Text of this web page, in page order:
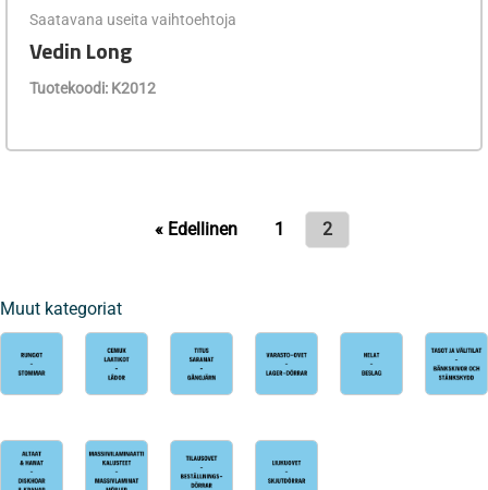
Saatavana useita vaihtoehtoja
Vedin Long
Tuotekoodi: K2012
« Edellinen 1 2
Muut kategoriat